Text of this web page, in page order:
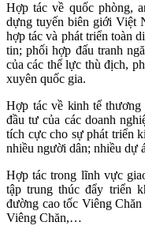
Hợp tác về quốc phòng,
dựng tuyến biên giới Việt
hợp tác và phát triển toàn
tin; phối hợp đấu tranh
của các thế lực thù địch,
xuyên quốc gia.
Hợp tác về kinh tế thương
đầu tư của các doanh
tích cực cho sự phát triển
nhiều người dân; nhiều dự
Hợp tác trong lĩnh vực
tập trung thúc đẩy triển
đường cao tốc Viêng
Viêng Chăn,…